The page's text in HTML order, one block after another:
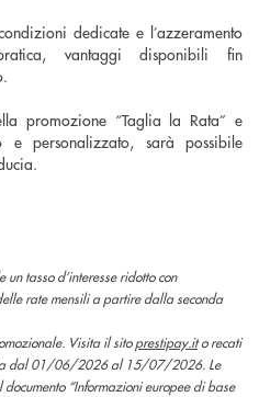
dedicate e l’azzeramento
vantaggi disponibili fin
promozione “Taglia la Rata” e
e personalizzato, sarà possibile
tasso d’interesse ridotto con
rate mensili a partire dalla seconda
Visita il sitoprestipay.ito recati
dal 01/06/2026 al 15/07/2026. Le
“Informazioni europee di base